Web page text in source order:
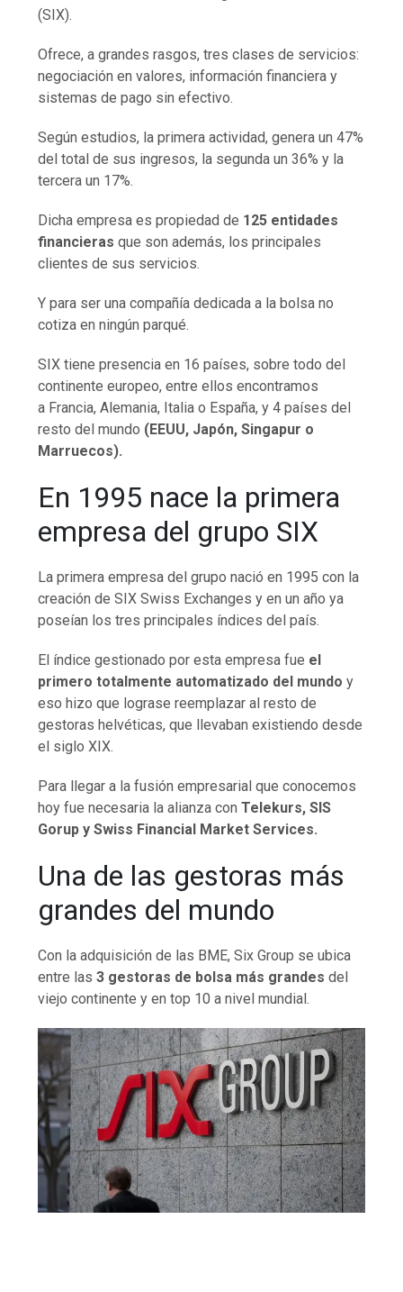
(SIX).
Ofrece, a grandes rasgos, tres clases de servicios:
negociación en valores, información financiera y
sistemas de pago sin efectivo.
Según estudios, la primera actividad, genera un 47%
del total de sus ingresos, la segunda un 36% y la
tercera un 17%.
Dicha empresa es propiedad de 125 entidades
financierasque son además, los principales
clientes de sus servicios.
Y para ser una compañía dedicada a la bolsa no
cotiza en ningún parqué.
SIX tiene presencia en 16 países, sobre todo del
continente europeo, entre ellos encontramos
a Francia, Alemania, Italia o España, y 4 países del
resto del mundo (EEUU, Japón, Singapur o
Marruecos).
En 1995 nace la primera
empresa del grupo SIX
La primera empresa del grupo nació en 1995 con la
creación de SIX Swiss Exchanges y en un año ya
poseían los tres principales índices del país.
El índice gestionado por esta empresa fue el
primero totalmente automatizado del mundoy
eso hizo que lograse reemplazar al resto de
gestoras helvéticas, que llevaban existiendo desde
el siglo XIX.
Para llegar a la fusión empresarial que conocemos
hoy fue necesaria la alianza con Telekurs, SIS
Gorup y Swiss Financial Market Services.
Una de las gestoras más
grandes del mundo
Con la adquisición de las BME, Six Group se ubica
entre las3 gestoras de bolsa más grandesdel
viejo continente y en top 10 a nivel mundial.